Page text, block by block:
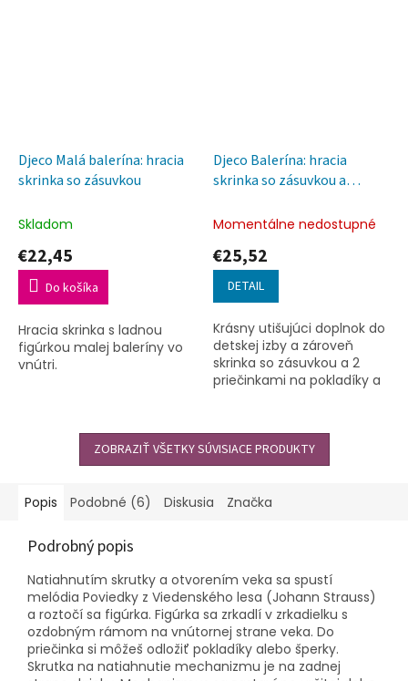
Djeco Malá balerína: hracia
skrinka so zásuvkou
Skladom
€22,45
Do košíka
Hracia skrinka s ladnou
figúrkou malej baleríny vo
vnútri.
Djeco Balerína: hracia
skrinka so zásuvkou a
Momentálne nedostupné
€25,52
DETAIL
Krásny utišujúci doplnok do
detskej izby a zároveň
skrinka so zásuvkou a 2
priečinkami na pokladíky a
ZOBRAZIŤ VŠETKY SÚVISIACE PRODUKTY
Popis Podobné (6) Diskusia Značka
Podrobný popis
Natiahnutím skrutky a otvorením veka sa spustí
melódia Poviedky z Viedenského lesa (Johann Strauss)
a roztočí sa figúrka. Figúrka sa zrkadlí v zrkadielku s
ozdobným rámom na vnútornej strane veka. Do
priečinka si môžeš odložiť pokladíky alebo šperky.
Skrutka na natiahnutie mechanizmu je na zadnej